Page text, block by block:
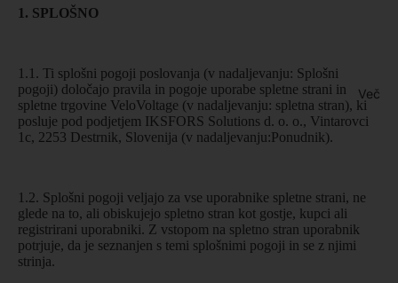
Več
1. SPLOŠNO
1.1. Ti splošni pogoji poslovanja (v nadaljevanju: Splošni
pogoji) določajo pravila in pogoje uporabe spletne strani in
spletne trgovine VeloVoltage (v nadaljevanju: spletna stran), ki
posluje pod podjetjem IKSFORS Solutions d. o. o., Vintarovci
1c, 2253 Destrnik, Slovenija (v nadaljevanju:Ponudnik).
1.2. Splošni pogoji veljajo za vse uporabnike spletne strani, ne
glede na to, ali obiskujejo spletno stran kot gostje, kupci ali
registrirani uporabniki. Z vstopom na spletno stran uporabnik
potrjuje, da je seznanjen s temi splošnimi pogoji in se z njimi
strinja.